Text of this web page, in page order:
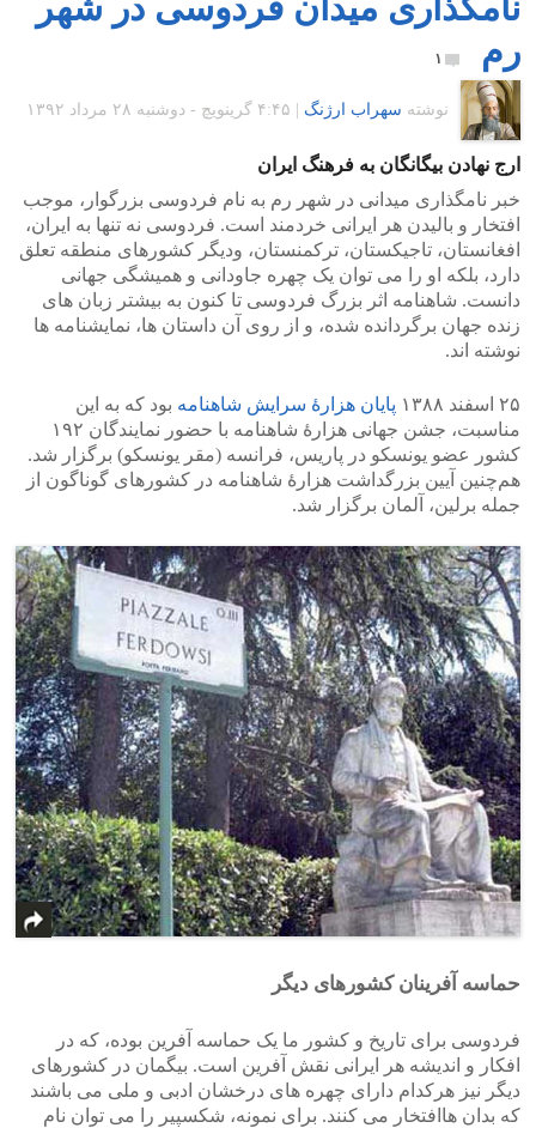
رم
۱
نوشته سهراب ارژنگ ۴:۴۵ گرينويچ - دوشنبه ۲۸ مرداد ۱۳۹۲
ارج نهادن بیگانگان به فرهنگ ایران
خبر نامگذاری میدانی در شهر رم به نام فردوسی بزرگوار، موجب
افتخار و بالیدن هر ایرانی خردمند است. فردوسی نه تنها به ایران،
افغانستان، تاجیکستان، ترکمنستان، ودیگر کشورهای منطقه تعلق
دارد، بلکه او را می توان یک چهره جاودانی و همیشگی جهانی
دانست. شاهنامه اثر بزرگ فردوسی تا کنون به بیشتر زبان های
زنده جهان برگردانده شده، و از روی آن داستان ها، نمایشنامه ها
نوشته اند.
۲۵ اسفند ۱۳۸۸ پایان هزارهٔ سرایش شاهنامه بود که به این
مناسبت، جشن جهانی هزارهٔ شاهنامه با حضور نمایندگان ۱۹۲
کشور عضو یونسکو در پاریس، فرانسه (مقر یونسکو) برگزار شد.
هم‌چنین آیین بزرگداشت هزارهٔ شاهنامه در کشورهای گوناگون از
جمله برلین، آلمان برگزار شد.
حماسه آفرینان کشورهای دیگر
فردوسی برای تاریخ و کشور ما یک حماسه آفرین بوده، که در
افکار و اندیشه هر ایرانی نقش آفرین است. بیگمان در کشورهای
دیگر نیز هرکدام دارای چهره های درخشان ادبی و ملی می باشند
که بدان هاافتخار می کنند. برای نمونه، شکسپیر را می توان نام